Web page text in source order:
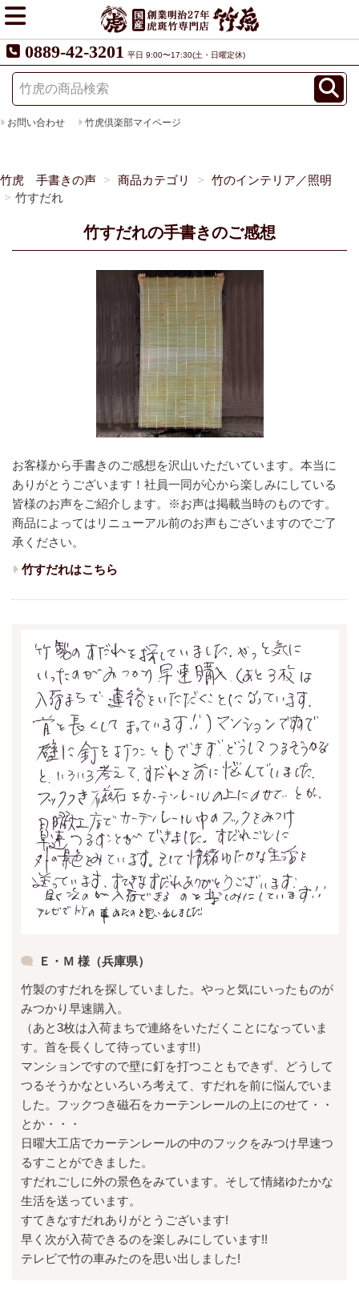
0889-42-3201 平日 9:00〜17:30(土・日曜定休)
お問い合わせ 竹虎倶楽部マイページ
竹虎 手書きの声 商品カテゴリ
竹のインテリア／照明
竹すだれ
竹すだれの手書きのご感想
お客様から手書きのご感想を沢山いただいています。本当に
ありがとうございます！ 社員一同が心から楽しみにしている
皆様のお声をご紹介します。
※お声は掲載当時のものです。
商品によってはリニューアル前のお声もございますのでご了
承ください。
竹すだれはこちら
Ｅ・Ｍ 様（兵庫県）
竹製のすだれを探していました。やっと気にいったものが
みつかり早速購入。
（あと3枚は入荷まちで連絡をいただくことになっていま
す。首を長くして待っています!!）
マンションですので壁に釘を打つこともできず、どうして
つるそうかなといろいろ考えて、すだれを前に悩んでいま
した。フックつき磁石をカーテンレールの上にのせて・・
とか・・・
日曜大工店でカーテンレールの中のフックをみつけ早速つ
るすことができました。
すだれごしに外の景色をみています。そして情緒ゆたかな
生活を送っています。
すてきなすだれありがとうございます!
早く次が入荷できるのを楽しみにしています!!
テレビで竹の車みたのを思い出しました!